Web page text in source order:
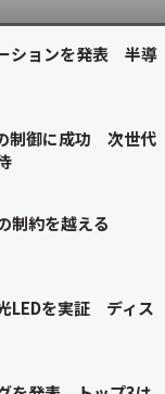
ションを発表 半導
制御に成功 次世代
制約を越える
LEDを実証 ディス